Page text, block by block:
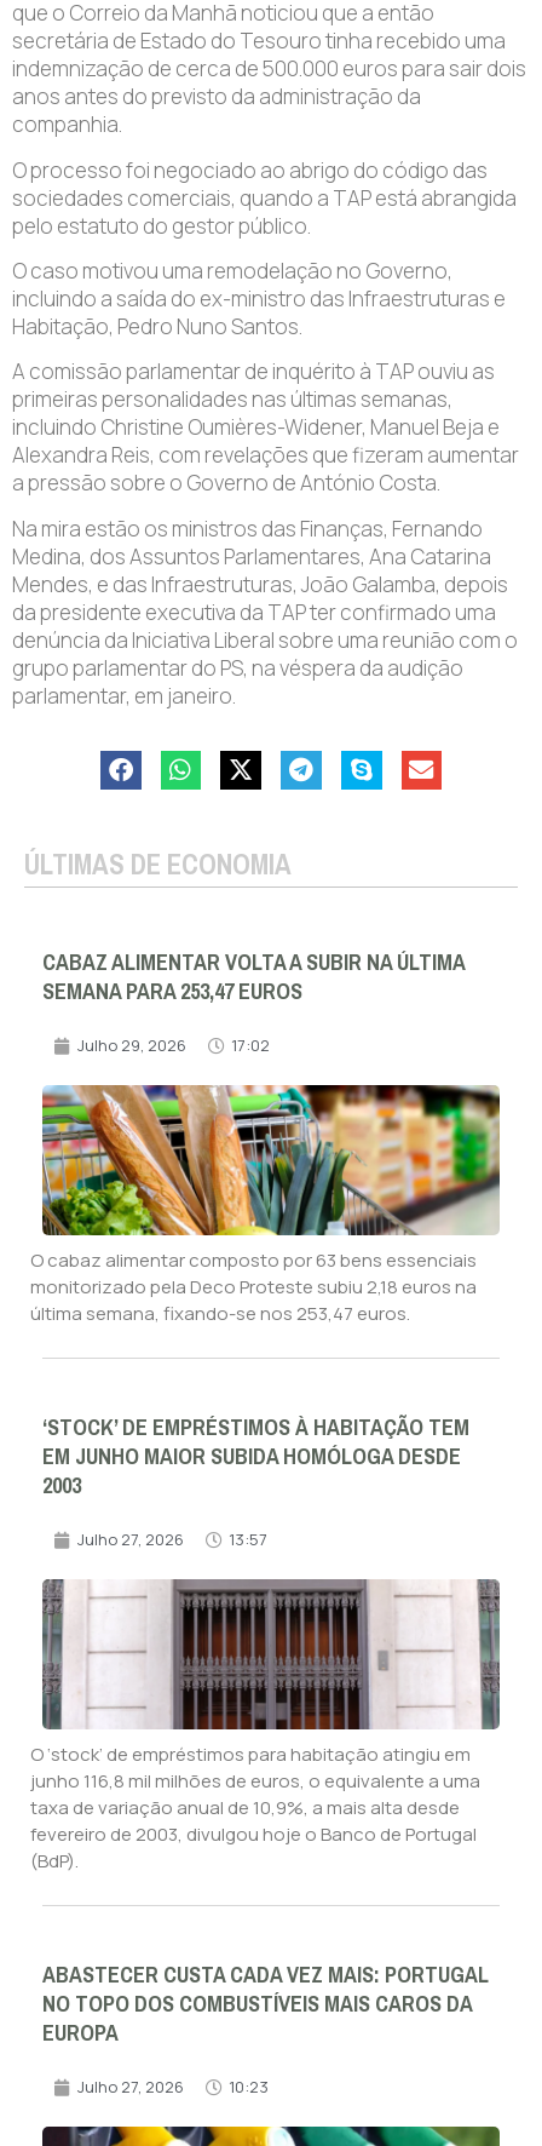
que o Correio da Manhã noticiou que a então
secretária de Estado do Tesouro tinha recebido uma
indemnização de cerca de 500.000 euros para sair dois
anos antes do previsto da administração da
companhia.
O processo foi negociado ao abrigo do código das
sociedades comerciais, quando a TAP está abrangida
pelo estatuto do gestor público.
O caso motivou uma remodelação no Governo,
incluindo a saída do ex-ministro das Infraestruturas e
Habitação, Pedro Nuno Santos.
A comissão parlamentar de inquérito à TAP ouviu as
primeiras personalidades nas últimas semanas,
incluindo Christine Oumières-Widener, Manuel Beja e
Alexandra Reis, com revelações que fizeram aumentar
a pressão sobre o Governo de António Costa.
Na mira estão os ministros das Finanças, Fernando
Medina, dos Assuntos Parlamentares, Ana Catarina
Mendes, e das Infraestruturas, João Galamba, depois
da presidente executiva da TAP ter confirmado uma
denúncia da Iniciativa Liberal sobre uma reunião com o
grupo parlamentar do PS, na véspera da audição
parlamentar, em janeiro.
ÚLTIMAS DE ECONOMIA
CABAZ ALIMENTAR VOLTA A SUBIR NA ÚLTIMA
SEMANA PARA 253,47 EUROS
Julho 29, 2026 17:02
O cabaz alimentar composto por 63 bens essenciais
monitorizado pela Deco Proteste subiu 2,18 euros na
última semana, fixando-se nos 253,47 euros.
‘STOCK’ DE EMPRÉSTIMOS À HABITAÇÃO TEM
EM JUNHO MAIOR SUBIDA HOMÓLOGA DESDE
2003
Julho 27, 2026 13:57
O ‘stock’ de empréstimos para habitação atingiu em
junho 116,8 mil milhões de euros, o equivalente a uma
taxa de variação anual de 10,9%, a mais alta desde
fevereiro de 2003, divulgou hoje o Banco de Portugal
(BdP).
ABASTECER CUSTA CADA VEZ MAIS: PORTUGAL
NO TOPO DOS COMBUSTÍVEIS MAIS CAROS DA
EUROPA
Julho 27, 2026 10:23